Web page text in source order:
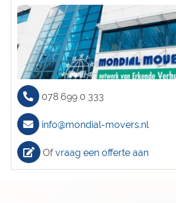
078 699 0 333
info@mondial-movers.nl
Ofvraag een offerte aan